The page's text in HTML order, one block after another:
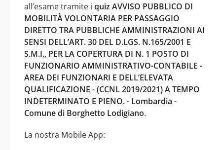
all’esame tramite i quiz AVVISO PUBBLICO DI
MOBILITÀ VOLONTARIA PER PASSAGGIO
DIRETTO TRA PUBBLICHE AMMINISTRAZIONI AI
SENSI DELL’ART. 30 DEL D.LGS. N.165/2001 E
S.M.I., PER LA COPERTURA DI N. 1 POSTO DI
FUNZIONARIO AMMINISTRATIVO-CONTABILE -
AREA DEI FUNZIONARI E DELL’ELEVATA
QUALIFICAZIONE - (CCNL 2019/2021) A TEMPO
INDETERMINATO E PIENO. - Lombardia -
Comune di Borghetto Lodigiano.
La nostra Mobile App: